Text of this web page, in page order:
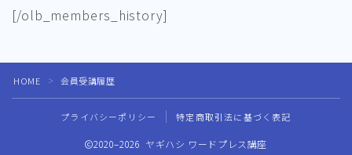
[/olb_members_history]
HOME ＞ 会員受講履歴
プライバシーポリシー 特定商取引法に基づく表記
2020–2026 ヤギハシ ワードプレス講座